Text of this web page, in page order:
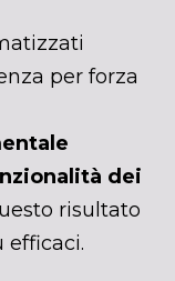
per forza
dei
risultato